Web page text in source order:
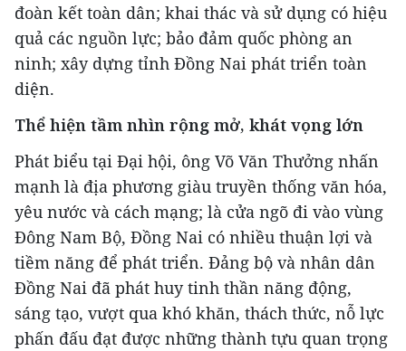
đoàn kết toàn dân; khai thác và sử dụng có hiệu
quả các nguồn lực; bảo đảm quốc phòng an
ninh; xây dựng tỉnh Đồng Nai phát triển toàn
diện.
Thể hiện tầm nhìn rộng mở, khát vọng lớn
Phát biểu tại Đại hội, ông Võ Văn Thưởng nhấn
mạnh là địa phương giàu truyền thống văn hóa,
yêu nước và cách mạng; là cửa ngõ đi vào vùng
Đông Nam Bộ, Đồng Nai có nhiều thuận lợi và
tiềm năng để phát triển. Đảng bộ và nhân dân
Đồng Nai đã phát huy tinh thần năng động,
sáng tạo, vượt qua khó khăn, thách thức, nỗ lực
phấn đấu đạt được những thành tựu quan trọng